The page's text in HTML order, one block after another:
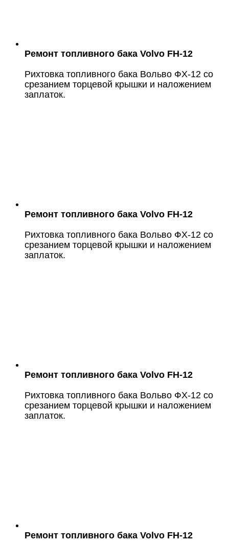
Ремонт топливного бака Volvo FH-12
Рихтовка топливного бака Вольво ФХ-12 со
срезанием торцевой крышки и наложением
заплаток.
Ремонт топливного бака Volvo FH-12
Рихтовка топливного бака Вольво ФХ-12 со
срезанием торцевой крышки и наложением
заплаток.
Ремонт топливного бака Volvo FH-12
Рихтовка топливного бака Вольво ФХ-12 со
срезанием торцевой крышки и наложением
заплаток.
Ремонт топливного бака Volvo FH-12